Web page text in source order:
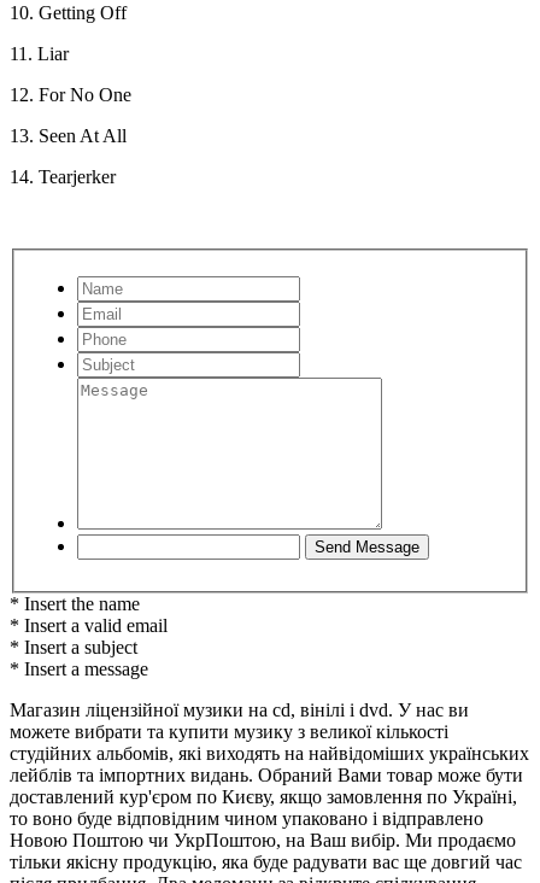
10. Getting Off
11. Liar
12. For No One
13. Seen At All
14. Tearjerker
* Insert the name
* Insert a valid email
* Insert a subject
* Insert a message
Магазин ліцензійної музики на cd, вінілі і dvd. У нас ви
можете вибрати та купити музику з великої кількості
студійних альбомів, які виходять на найвідоміших українських
лейблів та імпортних видань. Обраний Вами товар може бути
доставлений кур'єром по Києву, якщо замовлення по Україні,
то воно буде відповідним чином упаковано і відправлено
Новою Поштою чи УкрПоштою, на Ваш вибір. Ми продаємо
тільки якісну продукцію, яка буде радувати вас ще довгий час